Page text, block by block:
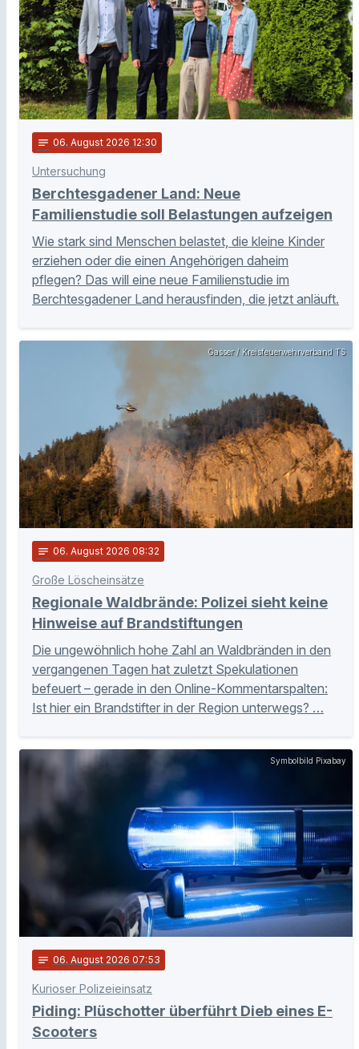
notes 06. August 2026 12:30
Untersuchung
Berchtesgadener Land: Neue
Familienstudie soll Belastungen aufzeigen
Wie stark sind Menschen belastet, die kleine Kinder
erziehen oder die einen Angehörigen daheim
pflegen? Das will eine neue Familienstudie im
Berchtesgadener Land herausfinden, die jetzt anläuft.
Gasser / Kreisfeuerwehrverband TS
notes 06. August 2026 08:32
Große Löscheinsätze
Regionale Waldbrände: Polizei sieht keine
Hinweise auf Brandstiftungen
Die ungewöhnlich hohe Zahl an Waldbränden in den
vergangenen Tagen hat zuletzt Spekulationen
befeuert – gerade in den Online-Kommentarspalten:
Ist hier ein Brandstifter in der Region unterwegs? …
Symbolbild Pixabay
notes 06. August 2026 07:53
Kurioser Polizeieinsatz
Piding: Plüschotter überführt Dieb eines E-
Scooters